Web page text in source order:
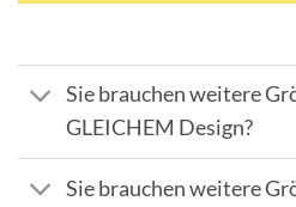
Sie brauchen weitere
GLEICHEM Design?
Sie brauchen weitere